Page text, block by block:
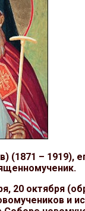
(1871 – 1919),
20 октября
и